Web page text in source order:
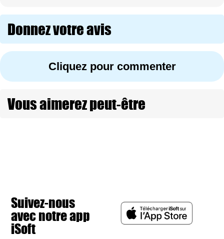
Donnez votre avis
Cliquez pour commenter
Vous aimerez peut-être
Suivez-nous
avec notre app
iSoft